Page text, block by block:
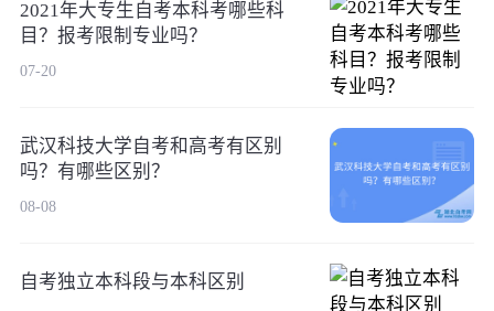
2021年大专生自考本科考哪些科
目？报考限制专业吗？
07-20
武汉科技大学自考和高考有区别
吗？有哪些区别？
08-08
自考独立本科段与本科区别